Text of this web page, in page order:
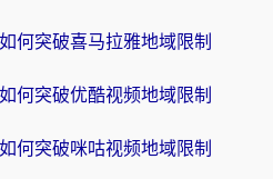
何突破喜马拉雅地域限制
何突破优酷视频地域限制
何突破咪咕视频地域限制